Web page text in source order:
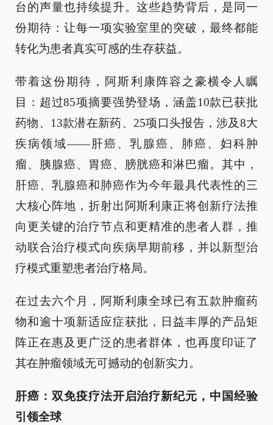
台的声量也持续提升。这些趋势背后，是同一
份期待：让每一项实验室里的突破，最终都能
转化为患者真实可感的生存获益。
带着这份期待，阿斯利康阵容之豪横令人瞩
目：超过85项摘要强势登场，涵盖10款已获批
药物、13款潜在新药、25项口头报告，涉及8大
疾病领域——肝癌、乳腺癌、肺癌、妇科肿
瘤、胰腺癌、胃癌、膀胱癌和淋巴瘤。其中，
肝癌、乳腺癌和肺癌作为今年最具代表性的三
大核心阵地，折射出阿斯利康正将创新疗法推
向更关键的治疗节点和更精准的患者人群，推
动联合治疗模式向疾病早期前移，并以新型治
疗模式重塑患者治疗格局。
在过去六个月，阿斯利康全球已有五款肿瘤药
物和逾十项新适应症获批，日益丰厚的产品矩
阵正在惠及更广泛的患者群体，也再度印证了
其在肿瘤领域无可撼动的创新实力。
肝癌：双免疫疗法开启治疗新纪元，中国经验
引领全球